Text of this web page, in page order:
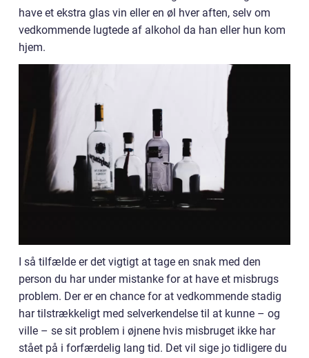
have et ekstra glas vin eller en øl hver aften, selv om
vedkommende lugtede af alkohol da han eller hun kom
hjem.
I så tilfælde er det vigtigt at tage en snak med den
person du har under mistanke for at have et misbrugs
problem. Der er en chance for at vedkommende stadig
har tilstrækkeligt med selverkendelse til at kunne – og
ville – se sit problem i øjnene hvis misbruget ikke har
stået på i forfærdelig lang tid. Det vil sige jo tidligere du